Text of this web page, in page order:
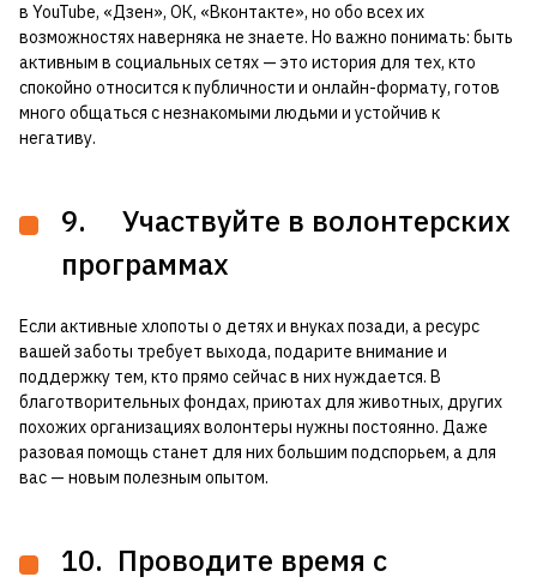
в YouTube, «Дзен», ОК, «Вконтакте», но обо всех их
возможностях наверняка не знаете. Но важно понимать: быть
активным в социальных сетях — это история для тех, кто
спокойно относится к публичности и онлайн-формату, готов
много общаться с незнакомыми людьми и устойчив к
негативу.
9. Участвуйте в волонтерских
программах
Если активные хлопоты о детях и внуках позади, а ресурс
вашей заботы требует выхода, подарите внимание и
поддержку тем, кто прямо сейчас в них нуждается. В
благотворительных фондах, приютах для животных, других
похожих организациях волонтеры нужны постоянно. Даже
разовая помощь станет для них большим подспорьем, а для
вас — новым полезным опытом.
10. Проводите время с